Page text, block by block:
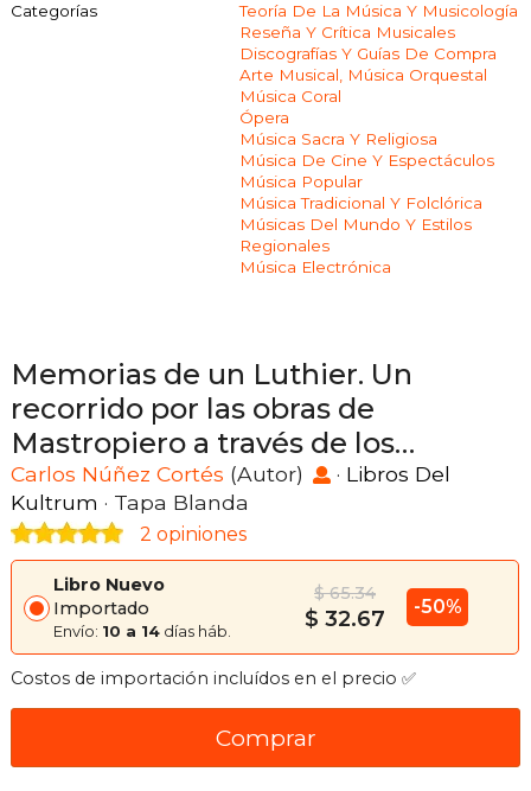
Categorías
Teoría De La Música Y Musicología
Reseña Y Crítica Musicales
Discografías Y Guías De Compra
Arte Musical, Música Orquestal
Música Coral
Ópera
Música Sacra Y Religiosa
Música De Cine Y Espectáculos
Música Popular
Música Tradicional Y Folclórica
Músicas Del Mundo Y Estilos
Regionales
Música Electrónica
Memorias de un Luthier. Un
recorrido por las obras de
Mastropiero a través de los
recuerdos de uno de los
integrantes de Les Luthiers
Carlos Núñez Cortés (Autor) · Libros Del
Kultrum · Tapa Blanda
2 opiniones
Libro Nuevo
Importado
Envío: 10 a 14 días háb.
$ 65.34
$ 32.67 -50%
Costos de importación incluídos en el precio ✅
Comprar